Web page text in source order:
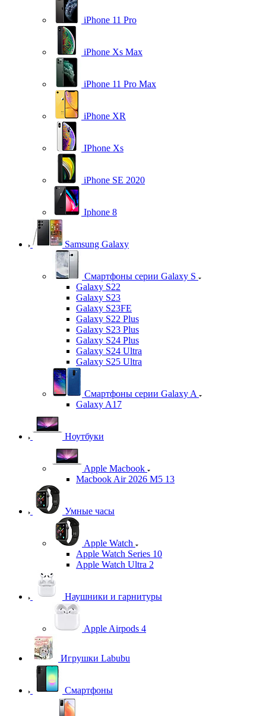
iPhone 11 Pro
iPhone Xs Max
iPhone 11 Pro Max
iPhone XR
IPhone Xs
iPhone SE 2020
Iphone 8
Samsung Galaxy
Смартфоны серии Galaxy S
Galaxy S22
Galaxy S23
Galaxy S23FE
Galaxy S22 Plus
Galaxy S23 Plus
Galaxy S24 Plus
Galaxy S24 Ultra
Galaxy S25 Ultra
Смартфоны серии Galaxy A
Galaxy A17
Ноутбуки
Apple Macbook
Macbook Air 2026 M5 13
Умные часы
Apple Watch
Apple Watch Series 10
Apple Watch Ultra 2
Наушники и гарнитуры
Apple Airpods 4
Игрушки Labubu
Смартфоны